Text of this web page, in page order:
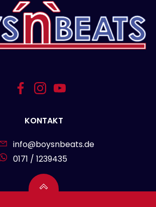
KONTAKT
info@boysnbeats.de
0171 / 1239435